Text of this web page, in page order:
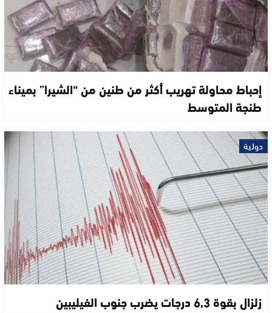
إحباط محاولة تهريب أكثر من طنين من “الشيرا” بميناء
طنجة المتوسط
دولية
زلزال بقوة 6,3 درجات يضرب جنوب الفيليبين